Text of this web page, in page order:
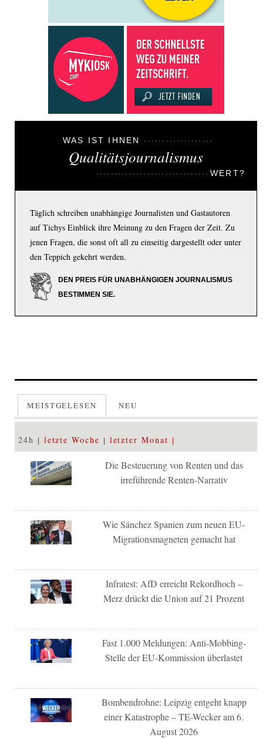
WAS IST IHNEN
Qualitätsjournalismus
WERT?
Täglich schreiben unabhängige Journalisten und Gastautoren
auf Tichys Einblick ihre Meinung zu den Fragen der Zeit. Zu
jenen Fragen, die sonst oft all zu einseitig dargestellt oder unter
den Teppich gekehrt werden.
DEN PREIS FÜR UNABHÄNGIGEN JOURNALISMUS
BESTIMMEN SIE.
MEISTGELESEN NEU
24h letzte Woche letzter Monat
Die Besteuerung von Renten und das
irreführende Renten-Narrativ
Wie Sánchez Spanien zum neuen EU-
Migrationsmagneten gemacht hat
Infratest: AfD erreicht Rekordhoch –
Merz drückt die Union auf 21 Prozent
Fast 1.000 Meldungen: Anti-Mobbing-
Stelle der EU-Kommission überlastet
Bombendrohne: Leipzig entgeht knapp
einer Katastrophe – TE-Wecker am 6.
August 2026